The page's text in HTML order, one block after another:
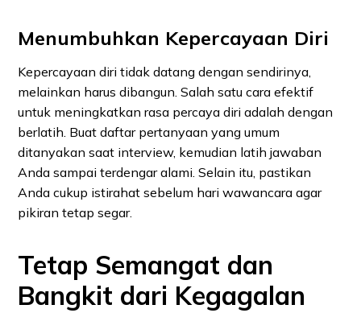
Menumbuhkan Kepercayaan Diri
Kepercayaan diri tidak datang dengan sendirinya,
melainkan harus dibangun. Salah satu cara efektif
untuk meningkatkan rasa percaya diri adalah dengan
berlatih. Buat daftar pertanyaan yang umum
ditanyakan saat interview, kemudian latih jawaban
Anda sampai terdengar alami. Selain itu, pastikan
Anda cukup istirahat sebelum hari wawancara agar
pikiran tetap segar.
Tetap Semangat dan
Bangkit dari Kegagalan